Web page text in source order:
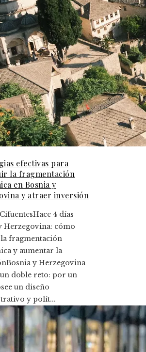
efectivas para
la fragmentación
en Bosnia y
y atraer inversión
Hace 4 días
Herzegovina: cómo
fragmentación
y aumentar la
y Herzegovina
doble reto: por un
un diseño
y polít...